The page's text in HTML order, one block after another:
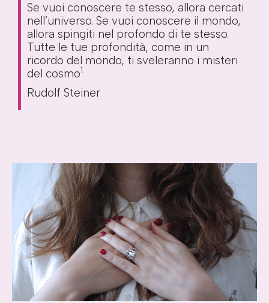
Se vuoi conoscere te stesso, allora cercati
nell’universo. Se vuoi conoscere il mondo,
allora spingiti nel profondo di te stesso.
Tutte le tue profondità, come in un
ricordo del mondo, ti sveleranno i misteri
del cosmo1.
Rudolf Steiner